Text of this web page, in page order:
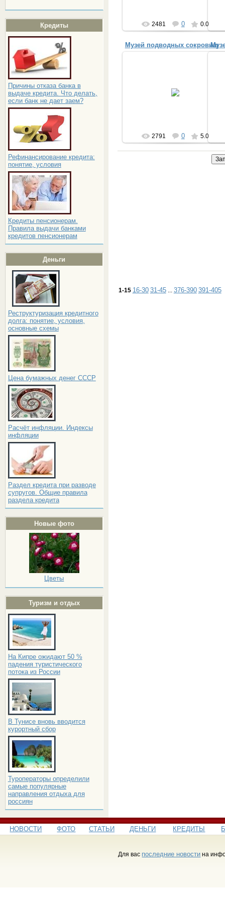
Кредиты
Причины отказа банка в
выдаче кредита. Что делать,
если банк не дает заем?
Рефинансирование кредита:
понятие, условия
Кредиты пенсионерам.
Правила выдачи банками
кредитов пенсионерам
Деньги
Реструктуризация кредитного
долга: понятие, условия,
основные схемы
Цена бумажных денег СССР
Расчёт инфляции. Индексы
инфляции
Раздел кредита при разводе
супругов. Общие правила
раздела кредита
Новые фото
Цветы
Туризм и отдых
На Кипре ожидают 50 %
падения туристического
потока из России
В Тунисе вновь вводится
курортный сбор
Туроператоры определили
самые популярные
направления отдыха для
россиян
2481 0 0.0
Музей подводных сокровищ
Греция, порт Пирей
2791 0 5.0
1-15 16-30 31-45 376-390 391-405
НОВОСТИ ФОТО СТАТЬИ ДЕНЬГИ КРЕДИТЫ
Для вас последние новости на